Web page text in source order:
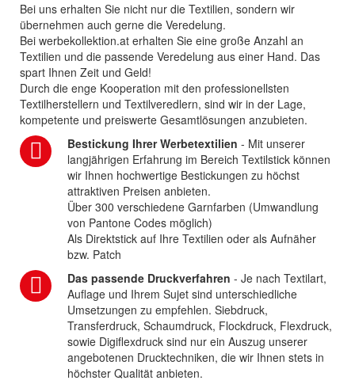
Bei uns erhalten Sie nicht nur die Textilien, sondern wir
übernehmen auch gerne die Veredelung.
Bei werbekollektion.at erhalten Sie eine große Anzahl an
Textilien und die passende Veredelung aus einer Hand. Das
spart Ihnen Zeit und Geld!
Durch die enge Kooperation mit den professionellsten
Textilherstellern und Textilveredlern, sind wir in der Lage,
kompetente und preiswerte Gesamtlösungen anzubieten.
Bestickung Ihrer Werbetextilien - Mit unserer
langjährigen Erfahrung im Bereich Textilstick können
wir Ihnen hochwertige Bestickungen zu höchst
attraktiven Preisen anbieten.
Über 300 verschiedene Garnfarben (Umwandlung
von Pantone Codes möglich)
Als Direktstick auf Ihre Textilien oder als Aufnäher
bzw. Patch
Das passende Druckverfahren - Je nach Textilart,
Auflage und Ihrem Sujet sind unterschiedliche
Umsetzungen zu empfehlen. Siebdruck,
Transferdruck, Schaumdruck, Flockdruck, Flexdruck,
sowie Digiflexdruck sind nur ein Auszug unserer
angebotenen Drucktechniken, die wir Ihnen stets in
höchster Qualität anbieten.